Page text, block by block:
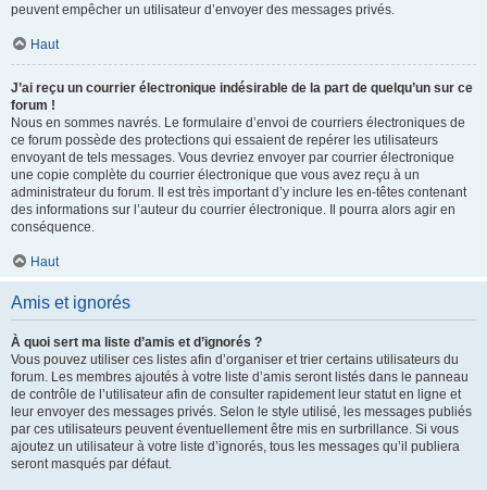
peuvent empêcher un utilisateur d’envoyer des messages privés.
Haut
J’ai reçu un courrier électronique indésirable de la part de quelqu’un sur ce
forum !
Nous en sommes navrés. Le formulaire d’envoi de courriers électroniques de
ce forum possède des protections qui essaient de repérer les utilisateurs
envoyant de tels messages. Vous devriez envoyer par courrier électronique
une copie complète du courrier électronique que vous avez reçu à un
administrateur du forum. Il est très important d’y inclure les en-têtes contenant
des informations sur l’auteur du courrier électronique. Il pourra alors agir en
conséquence.
Haut
Amis et ignorés
À quoi sert ma liste d’amis et d’ignorés ?
Vous pouvez utiliser ces listes afin d’organiser et trier certains utilisateurs du
forum. Les membres ajoutés à votre liste d’amis seront listés dans le panneau
de contrôle de l’utilisateur afin de consulter rapidement leur statut en ligne et
leur envoyer des messages privés. Selon le style utilisé, les messages publiés
par ces utilisateurs peuvent éventuellement être mis en surbrillance. Si vous
ajoutez un utilisateur à votre liste d’ignorés, tous les messages qu’il publiera
seront masqués par défaut.